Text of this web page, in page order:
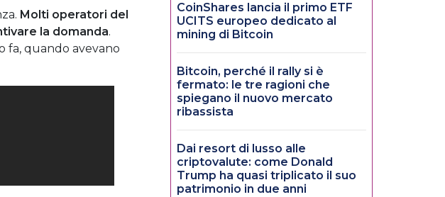
Molti operatori del
la domanda.
fa, quando avevano
CoinShares lancia il primo ETF
UCITS europeo dedicato al
mining di Bitcoin
Bitcoin, perché il rally si è
fermato: le tre ragioni che
spiegano il nuovo mercato
ribassista
Dai resort di lusso alle
criptovalute: come Donald
Trump ha quasi triplicato il suo
patrimonio in due anni